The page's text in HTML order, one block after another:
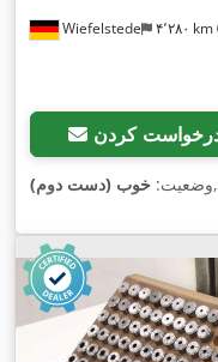
Wiefelstede ۴٬۲۸۰ km
کردن
وضعیت: خوب (دست دوم) ,